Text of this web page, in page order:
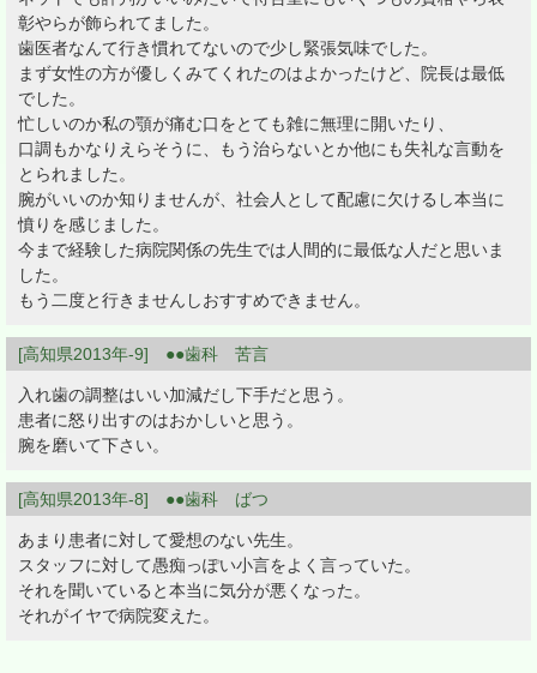
彰やらが飾られてました。
歯医者なんて行き慣れてないので少し緊張気味でした。
まず女性の方が優しくみてくれたのはよかったけど、院長は最低
でした。
忙しいのか私の顎が痛む口をとても雑に無理に開いたり、
口調もかなりえらそうに、もう治らないとか他にも失礼な言動を
とられました。
腕がいいのか知りませんが、社会人として配慮に欠けるし本当に
憤りを感じました。
今まで経験した病院関係の先生では人間的に最低な人だと思いま
した。
もう二度と行きませんしおすすめできません。
[高知県2013年-9] ●●歯科 苦言
入れ歯の調整はいい加減だし下手だと思う。
患者に怒り出すのはおかしいと思う。
腕を磨いて下さい。
[高知県2013年-8] ●●歯科 ばつ
あまり患者に対して愛想のない先生。
スタッフに対して愚痴っぽい小言をよく言っていた。
それを聞いていると本当に気分が悪くなった。
それがイヤで病院変えた。